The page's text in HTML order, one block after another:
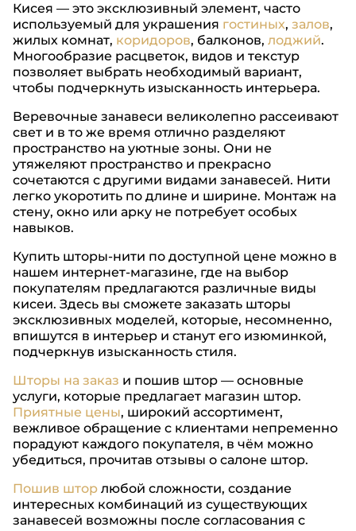
Кисея — это эксклюзивный элемент, часто
используемый для украшения гостиных, залов,
жилых комнат, коридоров, балконов, лоджий.
Многообразие расцветок, видов и текстур
позволяет выбрать необходимый вариант,
чтобы подчеркнуть изысканность интерьера.
Веревочные занавеси великолепно рассеивают
свет и в то же время отлично разделяют
пространство на уютные зоны. Они не
утяжеляют пространство и прекрасно
сочетаются с другими видами занавесей. Нити
легко укоротить по длине и ширине. Монтаж на
стену, окно или арку не потребует особых
навыков.
Купить шторы-нити по доступной цене можно в
нашем интернет-магазине, где на выбор
покупателям предлагаются различные виды
кисеи. Здесь вы сможете заказать шторы
эксклюзивных моделей, которые, несомненно,
впишутся в интерьер и станут его изюминкой,
подчеркнув изысканность стиля.
Шторы на заказ и пошив штор — основные
услуги, которые предлагает магазин штор.
Приятные цены, широкий ассортимент,
вежливое обращение с клиентами непременно
порадуют каждого покупателя, в чём можно
убедиться, прочитав отзывы о салоне штор.
Пошив штор любой сложности, создание
интересных комбинаций из существующих
занавесей возможны после согласования с